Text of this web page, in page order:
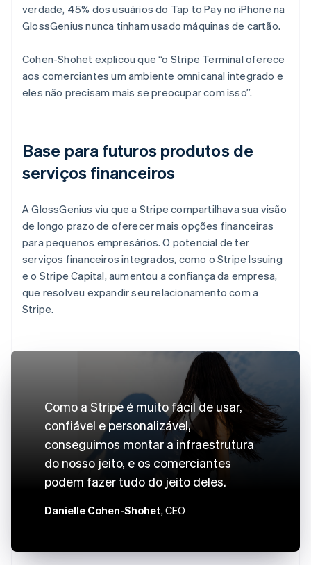
verdade, 45% dos usuários do Tap to Pay no iPhone na
GlossGenius nunca tinham usado máquinas de cartão.
Cohen-Shohet explicou que “o Stripe Terminal oferece
aos comerciantes um ambiente omnicanal integrado e
eles não precisam mais se preocupar com isso”.
Base para futuros produtos de
serviços financeiros
A GlossGenius viu que a Stripe compartilhava sua visão
de longo prazo de oferecer mais opções financeiras
para pequenos empresários. O potencial de ter
serviços financeiros integrados, como o Stripe Issuing
e o Stripe Capital, aumentou a confiança da empresa,
que resolveu expandir seu relacionamento com a
Stripe.
Como a Stripe é muito fácil de usar,
confiável e personalizável,
conseguimos montar a infraestrutura
do nosso jeito, e os comerciantes
podem fazer tudo do jeito deles.
Danielle Cohen-Shohet, CEO